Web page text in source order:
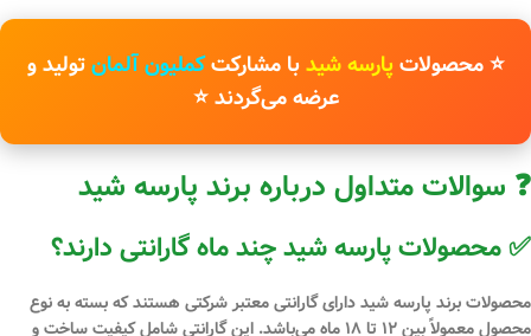
⭐ محصولاتپارسه شیدبا مشارکتکملیون آلمانتولید و
عرضه می‌گردند ⭐
❓ سوالات متداول درباره برند پارسه شید
✅ محصولات پارسه شید چند ماه گارانتی دارند؟
محصولات برند پارسه شید دارای گارانتی معتبر شرکتی هستند که بسته به نوع
محصول معمولاً بین۱۲ تا ۱۸ ماه
می‌باشد. این گارانتی شامل کیفیت ساخت و